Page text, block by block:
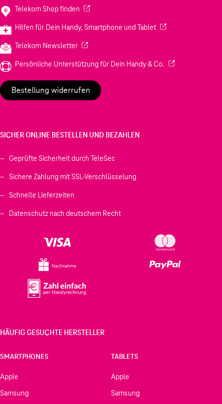
Telekom Shop finden (Wird in einem neuen Tab geöffnet)
Hilfen für Dein Handy, Smartphone und Tablet(Wird in einem
Telekom Newsletter(Wird in einem neuen Tab geöffnet)
Persönliche Unterstützung für Dein Handy & Co. (Wird in einem
Bestellung widerrufen
SICHER ONLINE BESTELLEN UND BEZAHLEN
Geprüfte Sicherheit durch TeleSec
Sichere Zahlung mit SSL-Verschlüsselung
Schnelle Lieferzeiten
Datenschutz nach deutschem Recht
Nachnahme
HÄUFIG GESUCHTE HERSTELLER
SMARTPHONES
Apple
Samsung
TABLETS
Apple
Samsung